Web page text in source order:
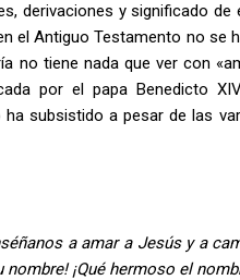
derivaciones y significado de
el Antiguo Testamento no se
no tiene nada que ver con
por el papa Benedicto
subsistido a pesar de las
a amar a Jesús y a
¡Qué hermoso el